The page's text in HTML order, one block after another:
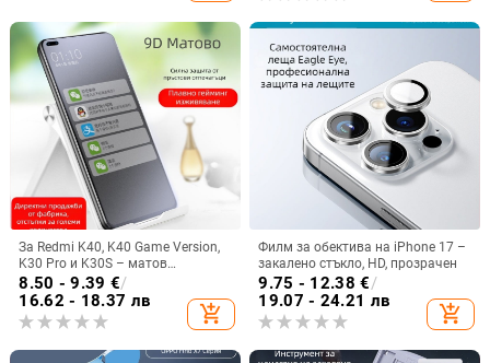
За Redmi K40, K40 Game Version,
K30 Pro и K30S – матов
протектор за екран от закалено
стъкло, за целия екран
8.50 - 9.39 €/
16.62 - 18.37 лв
add_shopping_cart
Филм за обектива на iPhone 17 –
закалено стъкло, HD, прозрачен
9.75 - 12.38 €/
19.07 - 24.21 лв
add_shopping_cart